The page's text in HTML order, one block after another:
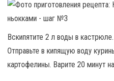
Вскипятите 2 л воды в кастрюле.
Отправьте в кипящую воду
картофелины. Варите 20 минут